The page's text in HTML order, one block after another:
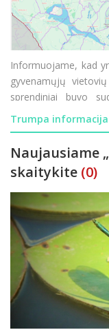
Informuojame, kad
gyvenamųjų
sprendiniai buvo
institucijomis. Su
gyvenamųjų vietovių
Trumpa informacija
Naujausiame
skaitykite (0)